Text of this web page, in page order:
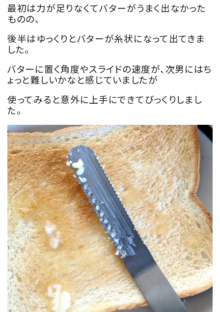
最初は力が足りなくてバターがうまく出なかった
ものの、
後半はゆっくりとバターが糸状になって出てきま
した。
バターに置く角度やスライドの速度が、次男にはち
ょっと難しいかなと感じていましたが
使ってみると意外に上手にできてびっくりしまし
た。